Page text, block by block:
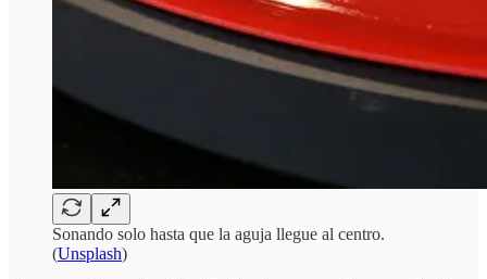
Sonando solo hasta que la aguja llegue al centro.
(Unsplash)